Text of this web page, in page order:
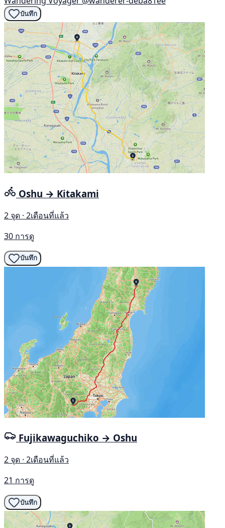
บันทึก
Oshu → Kitakami
2 จุด · 2เดือนที่แล้ว
30 การดู
บันทึก
Fujikawaguchiko → Oshu
2 จุด · 2เดือนที่แล้ว
21 การดู
บันทึก